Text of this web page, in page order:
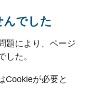
でした
題により、ページ
した。
Cookieが必要と